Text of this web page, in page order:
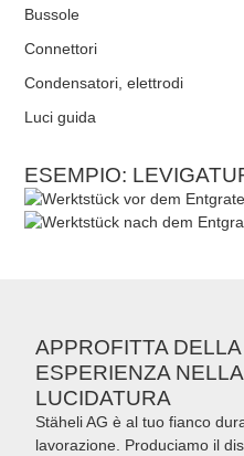
Bussole
Connettori
Condensatori, elettrodi
Luci guida
ESEMPIO:
APPROFITTA
ESPERIENZA
LUCIDATURA
Stäheli AG è al tuo fianco
lavorazione. Produciamo il